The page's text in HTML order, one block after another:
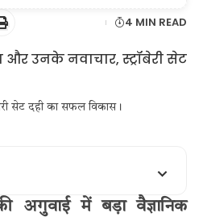
4 MIN READ
सेट दही का सफल विकास।
अगुवाई में बड़ा वैज्ञानिक